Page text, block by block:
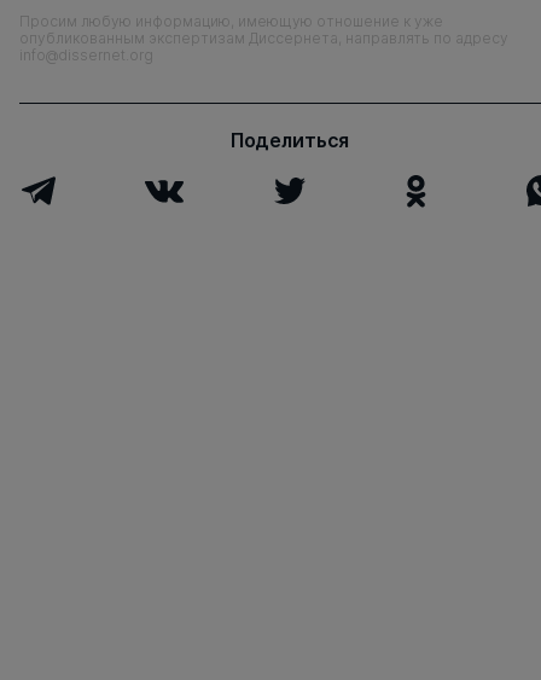
Просим любую информацию, имеющую отношение к уже
опубликованным экспертизам Диссернета, направлять по адресу
info@dissernet.org
Поделиться